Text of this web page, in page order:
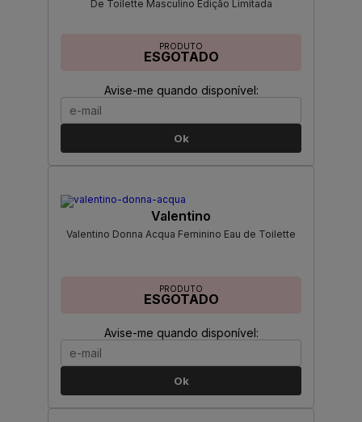
De Toilette Masculino Edição Limitada
PRODUTO
ESGOTADO
Avise-me quando disponível:
Ok
Valentino
Valentino Donna Acqua Feminino Eau de Toilette
PRODUTO
ESGOTADO
Avise-me quando disponível:
Ok